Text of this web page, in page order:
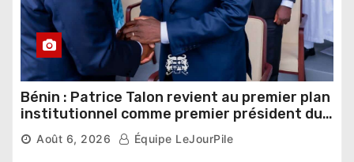
Bénin : Patrice Talon revient au premier plan
institutionnel comme premier président du
Sénat
Août 6, 2026 Équipe LeJourPile